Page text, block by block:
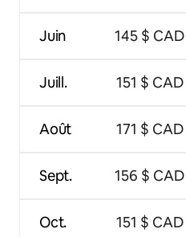
Juin
Juill.
Août
Sept.
Oct.
145 $ CAD
151 $ CAD
171 $ CAD
156 $ CAD
151 $ CAD